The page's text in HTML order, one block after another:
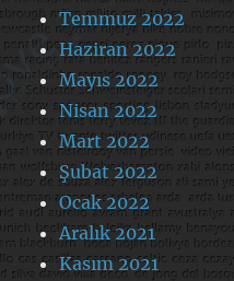
Temmuz 2022
Haziran 2022
Mayıs 2022
Nisan 2022
Mart 2022
Şubat 2022
Ocak 2022
Aralık 2021
Kasım 2021